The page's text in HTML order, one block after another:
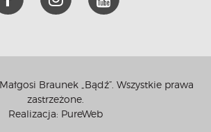
Braunek „Bądź”. Wszystkie prawa
zastrzeżone.
Realizacja: PureWeb